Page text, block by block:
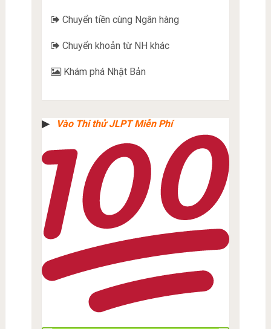
Chuyển tiền cùng Ngân hàng
Chuyển khoản từ NH khác
Khám phá Nhật Bản
▶︎ Vào Thi thử JLPT Miễn Phí